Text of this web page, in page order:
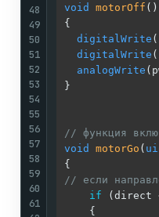
48
49
50
51
52
53
54
55
56
57
58
59
60
61
void
motorOff ()
{
digitalWrite
digitalWrite
analogWrite
}
// функция
void
motorGo (
// если
if (direct